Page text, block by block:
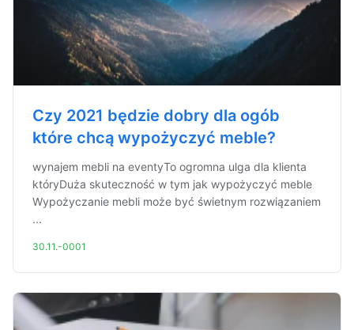
Czy 2021 będzie dobry dla ogób
które chcą wypożyczyć meble?
wynajem mebli na eventyTo ogromna ulga dla klienta
któryDuża skuteczność w tym jak wypożyczyć meble
Wypożyczanie mebli może być świetnym rozwiązaniem
...
30.11.-0001